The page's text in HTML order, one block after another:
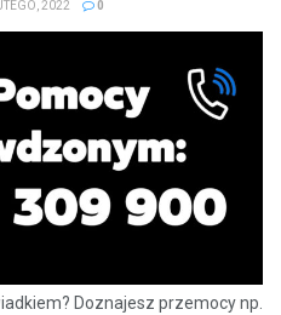
2022 0
Doznajesz przemocy np.